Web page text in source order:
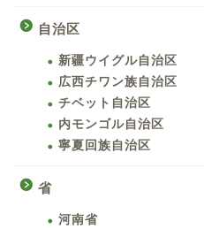
自治区
新疆ウイグル自治区
広西チワン族自治区
チベット自治区
内モンゴル自治区
寧夏回族自治区
省
河南省